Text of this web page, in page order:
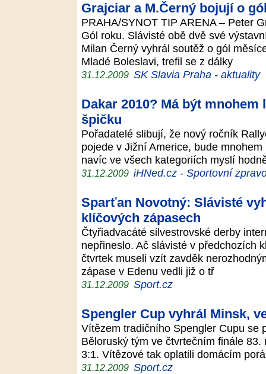
Grajciar a M.Černý bojují o
PRAHA/SYNOT TIP ARENA – Peter
Gól roku. Slávisté obě dvě své
Milan Černý vyhrál soutěž o gól
Mladé Boleslavi, trefil se z dálky
31.12.2009 SK Slavia Praha - aktuality
Dakar 2010? Má být
špičku
Pořadatelé slibují, že nový ročník
pojede v Jižní Americe, bude
navíc ve všech kategoriích myslí
31.12.2009 iHNed.cz - Sportovní
Sparťan Novotný: Slávisté
klíčových zápasech
Čtyřiadvacáté silvestrovské derby
nepřineslo. Ač slávisté v předchozích
čtvrtek museli vzít zavděk
zápase v Edenu vedli již o tř
31.12.2009 Sport.cz
Spengler Cup vyhrál Minsk,
Vítězem tradičního Spengler Cupu se
Běloruský tým ve čtvrtečním finále
3:1. Vítězové tak oplatili domácím
31.12.2009 Sport.cz